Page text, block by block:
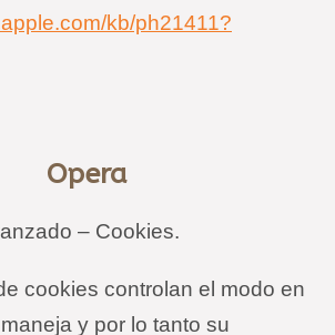
kb/ph21411?
Opera
– Cookies.
cookies controlan el modo en
y por lo tanto su